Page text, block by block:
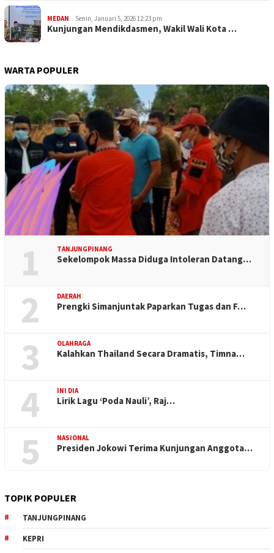
MEDAN Senin, Januari 5, 2026 12:23 pm
Kunjungan Mendikdasmen, Wakil Wali Kota …
WARTA POPULER
1 TANJUNGPINANG
Sekelompok Massa Diduga Intoleran Datang…
2 DAERAH
Prengki Simanjuntak Paparkan Tugas dan F…
3 OLAHRAGA
Kalahkan Thailand Secara Dramatis, Timna…
4 INI DIA
Lirik Lagu ‘Poda Nauli’, Raj…
5 NASIONAL
Presiden Jokowi Terima Kunjungan Anggota…
TOPIK POPULER
TANJUNGPINANG
KEPRI